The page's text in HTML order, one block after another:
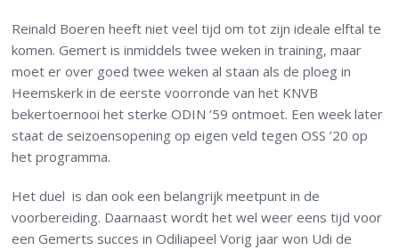
Reinald Boeren heeft niet veel tijd om tot zijn ideale elftal te
komen. Gemert is inmiddels twee weken in training, maar
moet er over goed twee weken al staan als de ploeg in
Heemskerk in de eerste voorronde van het KNVB
bekertoernooi het sterke ODIN ’59 ontmoet. Een week later
staat de seizoensopening op eigen veld tegen OSS ’20 op
het programma.
Het duel is dan ook een belangrijk meetpunt in de
voorbereiding. Daarnaast wordt het wel weer eens tijd voor
een Gemerts succes in Odiliapeel Vorig jaar won Udi de